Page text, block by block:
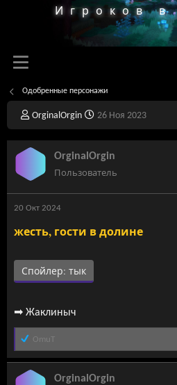
Игроков в
Одобренные персонажи
А
в
т
о
т
е
м
OrginalOrgin
Д
а
т
а
а
ч
а
26 Ноя 2023
OrginalOrgin
Пользователь
20 Окт 2024
жесть, гости в долине
Спойлер: тык
➡ Жаклиныч
Р
е
а
к
OmuT
OrginalOrgin